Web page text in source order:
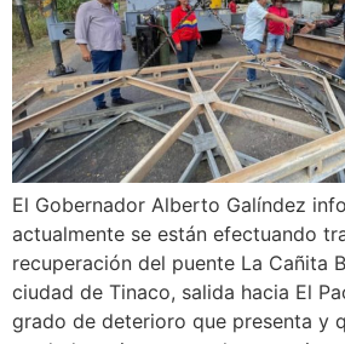
El Gobernador Alberto Galíndez
actualmente se están efectuando
recuperación del puente La Cañita
ciudad de Tinaco, salida hacia El
grado de deterioro que presenta y